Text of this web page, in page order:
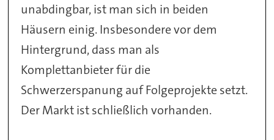
unabdingbar, ist man sich in beiden
Häusern einig. Insbesondere vor dem
Hintergrund, dass man als
Komplettanbieter für die
Schwerzerspanung auf Folgeprojekte setzt.
Der Markt ist schließlich vorhanden.